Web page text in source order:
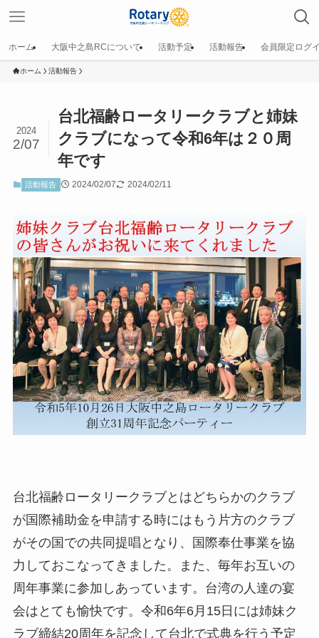
ホーム 大阪中之島RCについて 活動予定 活動報告 会員限定ログ
ホーム 活動報告
台北福齢ロータリークラブと姉妹
クラブになって令和6年は２０周
年です
2024
2/07
活動報告 2024/02/07 2024/02/11
台北福齢ロータリークラブとはどちらかのクラブ
が国際補助金を申請する時にはもう片方のクラブ
がその国での共同提唱となり、国際奉仕事業を協
力しておこなってきました。また、毎年お互いの
周年事業に参加しあっています。台湾の人達の宴
会はとても愉快です。令和6年6月15日には姉妹ク
ラブ締結20周年を記念して台北で式典を行う予定